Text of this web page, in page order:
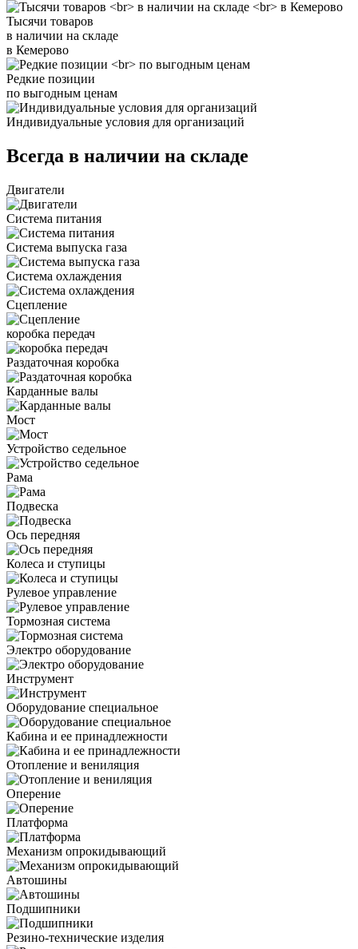
Тысячи товаров
в наличии на складе
в Кемерово
Редкие позиции
по выгодным ценам
Индивидуальные условия для организаций
Всегда в наличии на складе
Двигатели
Система питания
Система выпуска газа
Система охлаждения
Сцепление
коробка передач
Раздаточная коробка
Карданные валы
Мост
Устройство седельное
Рама
Подвеска
Ось передняя
Колеса и ступицы
Рулевое управление
Тормозная система
Электро оборудование
Инструмент
Оборудование специальное
Кабина и ее принадлежности
Отопление и вениляция
Оперение
Платформа
Механизм опрокидывающий
Автошины
Подшипники
Резино-технические изделия